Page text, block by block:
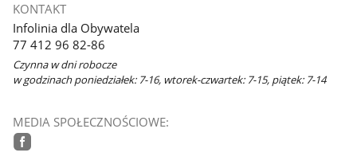
KONTAKT
Infolinia dla Obywatela
77 412 96 82-86
Czynna w dni robocze
w godzinach poniedziałek: 7-16, wtorek-czwartek: 7-15, piątek: 7-14
MEDIA SPOŁECZNOŚCIOWE: